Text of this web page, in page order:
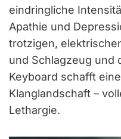
eindringliche
Apathie und
trotzigen,
und Schlagzeug und
Keyboard schafft
Klanglandschaft –
Lethargie.